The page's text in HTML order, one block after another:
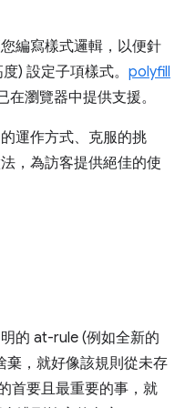
編寫樣式邏輯，以便針
) 設定子項樣式。 polyfill
瀏覽器中提供支援。
運作方式、克服的挑
，為訪客提供絕佳的使
的 at-rule (例如全新的
棄，就好像該規則從未存
首要且最重要的事，就